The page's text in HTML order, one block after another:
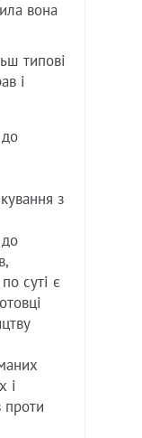
вона
типові
і
з
суті є
і
проти